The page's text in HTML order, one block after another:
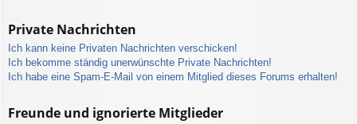
Private Nachrichten
Ich kann keine Privaten Nachrichten verschicken!
Ich bekomme ständig unerwünschte Private Nachrichten!
Ich habe eine Spam-E-Mail von einem Mitglied dieses Forums erhalten!
Freunde und ignorierte Mitglieder